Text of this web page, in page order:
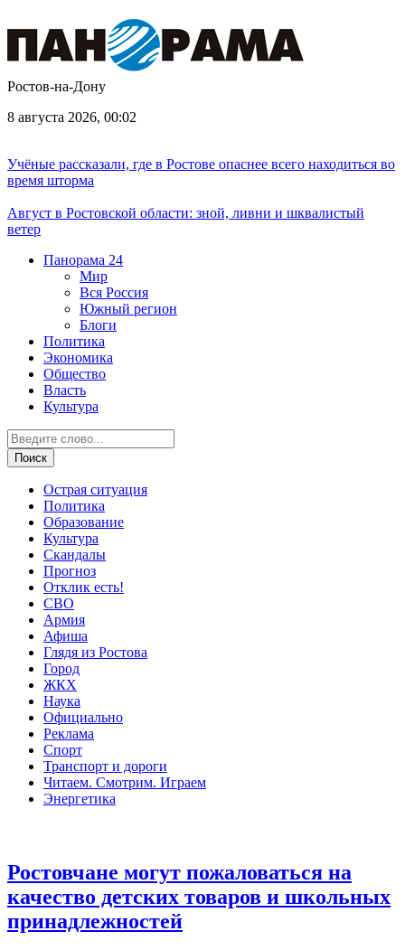
Ростов-на-Дону
8 августа 2026, 00:02
Учёные рассказали, где в Ростове опаснее всего находиться во
время шторма
Август в Ростовской области: зной, ливни и шквалистый
ветер
Панорама 24
Мир
Вся Россия
Южный регион
Блоги
Политика
Экономика
Общество
Власть
Культура
Острая ситуация
Политика
Образование
Культура
Скандалы
Прогноз
Отклик есть!
СВО
Армия
Афиша
Глядя из Ростова
Город
ЖКХ
Наука
Официально
Реклама
Спорт
Транспорт и дороги
Читаем. Смотрим. Играем
Энергетика
Ростовчане могут пожаловаться на
качество детских товаров и школьных
принадлежностей